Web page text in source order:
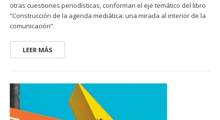
otras cuestiones periodísticas, conforman el eje temático del libro
“Construcción de la agenda mediática: una mirada al interior de la
comunicación”.
LEER MÁS